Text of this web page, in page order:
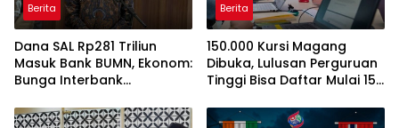
Berita
Dana SAL Rp281 Triliun
Masuk Bank BUMN, Ekonom:
Bunga Interbank
Berita
150.000 Kursi Magang
Dibuka, Lulusan Perguruan
Tinggi Bisa Daftar Mulai 15